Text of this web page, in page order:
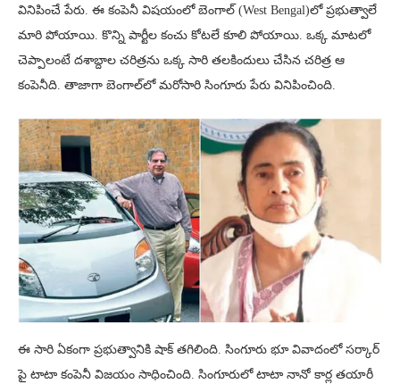
వినిపించే పేరు. ఈ కంపెనీ విషయంలో బెంగాల్‌ (West Bengal)లో ప్రభుత్వాలే
మారి పోయాయి. కొన్ని పార్టీల కంచు కోటలే కూలి పోయాయి. ఒక్క మాటలో
చెప్పాలంటే దశాబ్దాల చరిత్రను ఒక్క సారి తలకిందులు చేసిన చరిత్ర ఆ
కంపెనీది. తాజాగా బెంగాల్‌లో మరోసారి సింగూరు పేరు వినిపించింది.
ఈ సారి ఏకంగా ప్రభుత్వానికి షాక్ తగిలింది. సింగూరు భూ వివాదంలో సర్కార్
పై టాటా కంపెనీ విజయం సాధించింది. సింగూరులో టాటా నానో కార్ల తయారీ